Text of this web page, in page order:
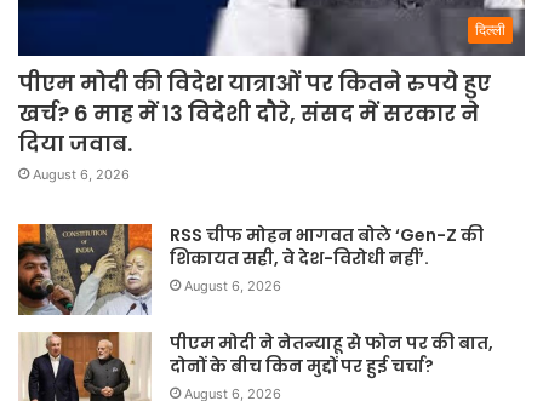
दिल्ली
पीएम मोदी की विदेश यात्राओं पर कितने रुपये हुए
खर्च? 6 माह में 13 विदेशी दौरे, संसद में सरकार ने
दिया जवाब.
August 6, 2026
RSS चीफ मोहन भागवत बोले ‘Gen-Z की
शिकायत सही, वे देश-विरोधी नहीं’.
August 6, 2026
पीएम मोदी ने नेतन्याहू से फोन पर की बात,
दोनों के बीच किन मुद्दों पर हुई चर्चा?
August 6, 2026